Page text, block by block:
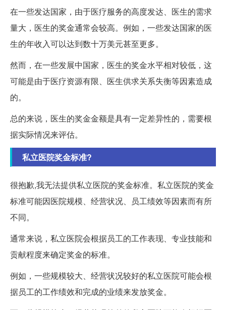
在一些发达国家，由于医疗服务的高度发达、医生的需求
量大，医生的奖金通常会较高。例如，一些发达国家的医
生的年收入可以达到数十万美元甚至更多。
然而，在一些发展中国家，医生的奖金水平相对较低，这
可能是由于医疗资源有限、医生供求关系失衡等因素造成
的。
总的来说，医生的奖金金额是具有一定差异性的，需要根
据实际情况来评估。
私立医院奖金标准?
很抱歉,我无法提供私立医院的奖金标准。私立医院的奖金
标准可能因医院规模、经营状况、员工绩效等因素而有所
不同。
通常来说，私立医院会根据员工的工作表现、专业技能和
贡献程度来确定奖金的标准。
例如，一些规模较大、经营状况较好的私立医院可能会根
据员工的工作绩效和完成的业绩来发放奖金。